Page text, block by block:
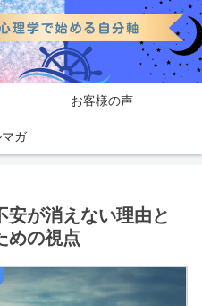
お客様の声
マガ
安が消えない理由と
めの視点